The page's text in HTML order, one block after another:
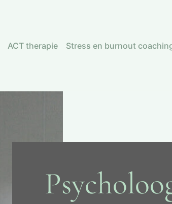
ACT therapie Stress en burnout